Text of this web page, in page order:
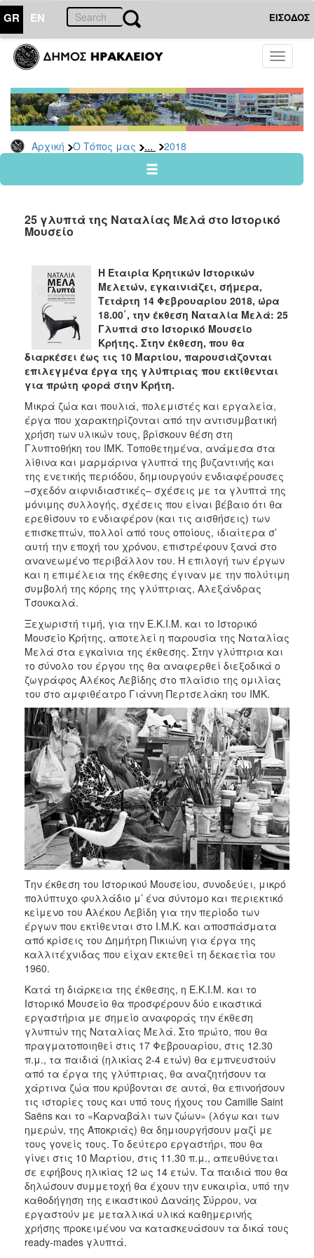
GR EN ΕΙΣΟΔΟΣ
Toggle
Αρχική Ο Τόπος μας ... 2018
ΤΟΠΟΣ
ΜΑΣ
Ανακοινώσεις
Αρχείο
2026
2024
2022
2020
2019
2018
2017
2016
2015
2011
ΔΗΜΟΣ
ΠΟΛΙΤΙΣΜΟΣ
ΑΝΘΕΚΤΙΚΗ
ΠΟΛΗ
25 γλυπτά της Ναταλίας Μελά στο Ιστορικό
Μουσείο
Η Εταιρία Κρητικών Ιστορικών
Μελετών, εγκαινιάζει, σήμερα,
Τετάρτη 14 Φεβρουαρίου 2018, ώρα
18.00΄, την έκθεση Ναταλία Μελά: 25
Γλυπτά στο Ιστορικό Μουσείο
Κρήτης. Στην έκθεση, που θα
διαρκέσει έως τις 10 Μαρτίου, παρουσιάζονται
επιλεγμένα έργα της γλύπτριας που εκτίθενται
για πρώτη φορά στην Κρήτη.
Μικρά ζώα και πουλιά, πολεμιστές και εργαλεία,
έργα που χαρακτηρίζονται από την αντισυμβατική
χρήση των υλικών τους, βρίσκουν θέση στη
Γλυπτοθήκη του ΙΜΚ. Τοποθετημένα, ανάμεσα στα
λίθινα και μαρμάρινα γλυπτά της βυζαντινής και
της ενετικής περιόδου, δημιουργούν ενδιαφέρουσες
–σχεδόν αιφνιδιαστικές– σχέσεις με τα γλυπτά της
μόνιμης συλλογής, σχέσεις που είναι βέβαιο ότι θα
ερεθίσουν το ενδιαφέρον (και τις αισθήσεις) των
επισκεπτών, πολλοί από τους οποίους, ιδιαίτερα σ’
αυτή την εποχή του χρόνου, επιστρέφουν ξανά στο
ανανεωμένο περιβάλλον του. Η επιλογή των έργων
και η επιμέλεια της έκθεσης έγιναν με την πολύτιμη
συμβολή της κόρης της γλύπτριας, Αλεξάνδρας
Τσουκαλά.
Ξεχωριστή τιμή, για την Ε.Κ.Ι.Μ. και το Ιστορικό
Μουσείο Κρήτης, αποτελεί η παρουσία της Ναταλίας
Μελά στα εγκαίνια της έκθεσης. Στην γλύπτρια και
το σύνολο του έργου της θα αναφερθεί διεξοδικά ο
ζωγράφος Αλέκος Λεβίδης στο πλαίσιο της ομιλίας
του στο αμφιθέατρο Γιάννη Περτσελάκη του ΙΜΚ.
Την έκθεση του Ιστορικού Μουσείου, συνοδεύει, μικρό
πολύπτυχο φυλλάδιο μ’ ένα σύντομο και περιεκτικό
κείμενο του Αλέκου Λεβίδη για την περίοδο των
έργων που εκτίθενται στο Ι.Μ.Κ. και αποσπάσματα
από κρίσεις του Δημήτρη Πικιώνη για έργα της
καλλιτέχνιδας που είχαν εκτεθεί τη δεκαετία του
1960.
Κατά τη διάρκεια της έκθεσης, η Ε.Κ.Ι.Μ. και το
Ιστορικό Μουσείο θα προσφέρουν δύο εικαστικά
εργαστήρια με σημείο αναφοράς την έκθεση
γλυπτών της Ναταλίας Μελά. Στο πρώτο, που θα
πραγματοποιηθεί στις 17 Φεβρουαρίου, στις 12.30
π.μ., τα παιδιά (ηλικίας 2-4 ετών) θα εμπνευστούν
από τα έργα της γλύπτριας, θα αναζητήσουν τα
χάρτινα ζώα που κρύβονται σε αυτά, θα επινοήσουν
τις ιστορίες τους και υπό τους ήχους του Camille Saint
Saëns και το «Καρναβάλι των ζώων» (λόγω και των
ημερών, της Αποκριάς) θα δημιουργήσουν μαζί με
τους γονείς τους. Το δεύτερο εργαστήρι, που θα
γίνει στις 10 Μαρτίου, στις 11.30 π.μ., απευθύνεται
σε εφήβους ηλικίας 12 ως 14 ετών. Τα παιδιά που θα
δηλώσουν συμμετοχή θα έχουν την ευκαιρία, υπό την
καθοδήγηση της εικαστικού Δανάης Σύρρου, να
εργαστούν με μεταλλικά υλικά καθημερινής
χρήσης προκειμένου να κατασκευάσουν τα δικά τους
ready-mades γλυπτά.